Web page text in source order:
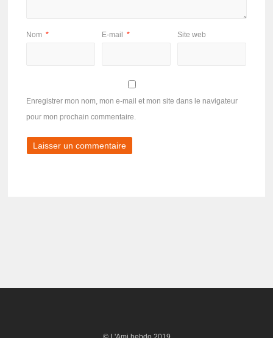
Nom * E-mail * Site web
Enregistrer mon nom, mon e-mail et mon site dans le navigateur
pour mon prochain commentaire.